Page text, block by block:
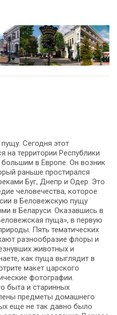
Сегодня этот
на территории Республики
в Европе. Он возник
раньше простирался
Буг, Днепр и Одер. Это
человечества, которое
в Беловежскую пущу
в Беларуси. Оказавшись в
пуща», в первую
Пять тематических
разнообразие флоры и
животных и
как пуща выглядит в
макет царского
фотографии.
быта и старинных
пред­ме­ты до­маш­не­го
еще не так давно бы­ло